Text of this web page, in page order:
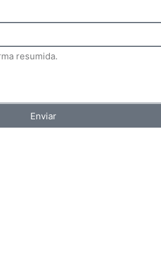
Enviar